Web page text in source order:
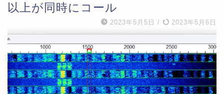
以上が同時にコール
2023年5月5日 / 2023年5月6日